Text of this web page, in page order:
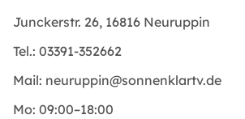
Junckerstr. 26, 16816 Neuruppin
Tel.: 03391-352662
Mail: neuruppin@sonnenklartv.de
Mo: 09:00–18:00